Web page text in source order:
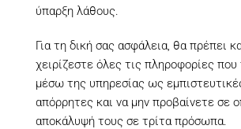
ύπαρξη λάθους.
Για τη δική σας ασφάλεια, θα πρέπει
χειρίζεστε όλες τις πληροφορίες που
μέσω της υπηρεσίας ως
απόρρητες και να μην προβαίνετε σε
αποκάλυψή τους σε τρίτα πρόσωπα.